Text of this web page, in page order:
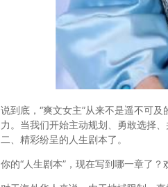
说到底，“爽文女主”从来不是遥不可
力。当我们开始主动规划、勇敢选择
二、精彩纷呈的人生剧本了。
你的“人生剧本”，现在写到哪一章了？